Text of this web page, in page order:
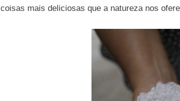
coisas mais deliciosas que a natureza nos